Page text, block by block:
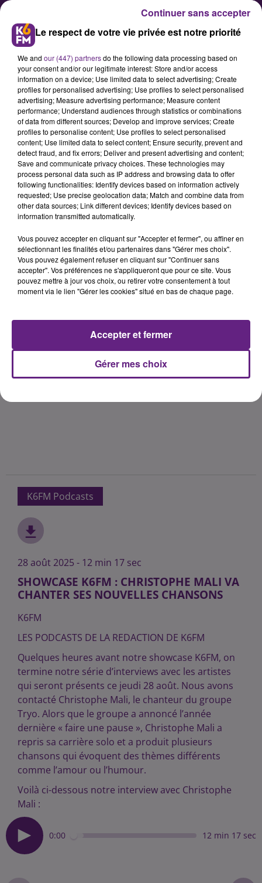
Showcase K6FM : Christophe
Mali va chanter ses nouvelles
chansons
K6FM Podcasts
28 août 2025 - 12 min 17 sec
SHOWCASE K6FM : CHRISTOPHE MALI VA
CHANTER SES NOUVELLES CHANSONS
K6FM
LES PODCASTS DE LA REDACTION DE K6FM
Quelques heures avant notre showcase K6FM, on
termine notre série d’interviews avec les artistes
qui seront présents ce jeudi 28 août. Nous avons
contacté Christophe Mali, le chanteur du groupe
Tryo. Alors que le groupe a annoncé l’année
dernière « faire une pause », Christophe Mali a
repris sa carrière solo et a produit plusieurs
chansons qui évoquent des thèmes différents
comme l’amour ou l’humour.
Voilà ci-dessous notre interview avec Christophe
Mali :
0:00 12 min 17 sec
Le respect de votre vie privée est notre priorité
We and our (447) partnersdo the following data processing based on
your consent and/or our legitimate interest: Store and/or access
information on a device; Use limited data to select advertising; Create
profiles for personalised advertising; Use profiles to select personalised
advertising; Measure advertising performance; Measure content
performance; Understand audiences through statistics or combinations
of data from different sources; Develop and improve services; Create
profiles to personalise content; Use profiles to select personalised
content; Use limited data to select content; Ensure security, prevent and
detect fraud, and fix errors; Deliver and present advertising and content;
Save and communicate privacy choices. These technologies may
process personal data such as IP address and browsing data to offer
following functionalities: Identify devices based on information actively
requested; Use precise geolocation data; Match and combine data from
other data sources; Link different devices; Identify devices based on
information transmitted automatically.
Vous pouvez accepter en cliquant sur "Accepter et fermer", ou affiner en
sélectionnant les finalités et/ou partenaires dans "Gérer mes choix".
Vous pouvez également refuser en cliquant sur "Continuer sans
accepter". Vos préférences ne s'appliqueront que pour ce site. Vous
pouvez mettre à jour vos choix, ou retirer votre consentement à tout
moment via le lien "Gérer les cookies" situé en bas de chaque page.
Gérer mes choix
Accepter et fermer
Continuer sans accepter